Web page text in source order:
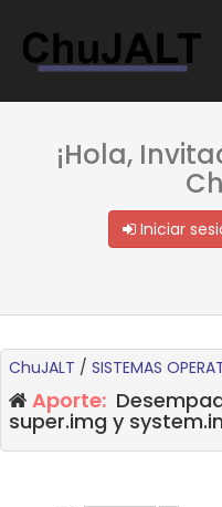
¡Hola,
Iniciar
ChuJALT / SISTEMAS
Aporte:
super.img y